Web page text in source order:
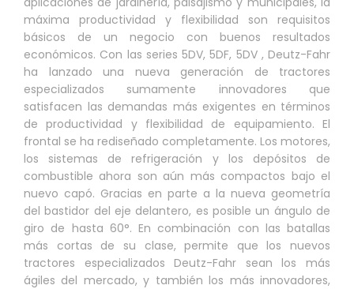
máxima productividad y flexibilidad son requisitos
básicos de un negocio con buenos resultados
económicos. Con las series 5DV, 5DF, 5DV , Deutz-Fahr
ha lanzado una nueva generación de tractores
especializados sumamente innovadores que
satisfacen las demandas más exigentes en términos
de productividad y flexibilidad de equipamiento. El
frontal se ha rediseñado completamente. Los motores,
los sistemas de refrigeración y los depósitos de
combustible ahora son aún más compactos bajo el
nuevo capó. Gracias en parte a la nueva geometría
del bastidor del eje delantero, es posible un ángulo de
giro de hasta 60°. En combinación con las batallas
más cortas de su clase, permite que los nuevos
tractores especializados Deutz-Fahr sean los más
ágiles del mercado, y también los más innovadores,